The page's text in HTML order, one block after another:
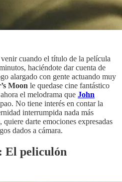
cuando el título de la película
haciéndote dar cuenta de
alargado con gente actuando muy
Moon le quedase cine fantástico
el melodrama que John
No tiene interés en contar la
interrumpida nada más
darte emociones expresadas
dados a cámara.
El peliculón